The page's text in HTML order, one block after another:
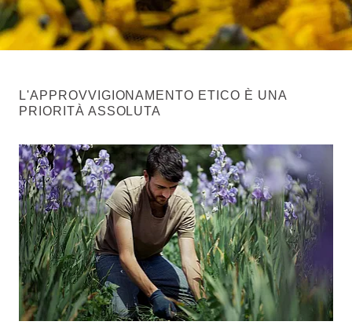
L'APPROVVIGIONAMENTO ETICO È UNA
PRIORITÀ ASSOLUTA